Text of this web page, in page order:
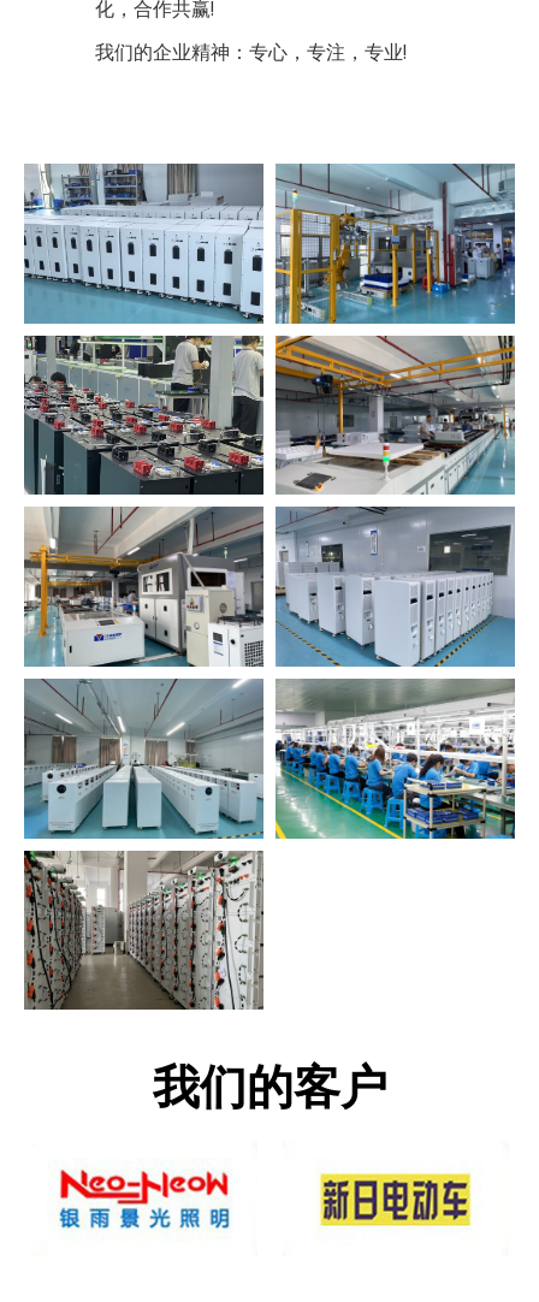
化，合作共赢!
我们的企业精神：专心，专注，专业!
我们的客户